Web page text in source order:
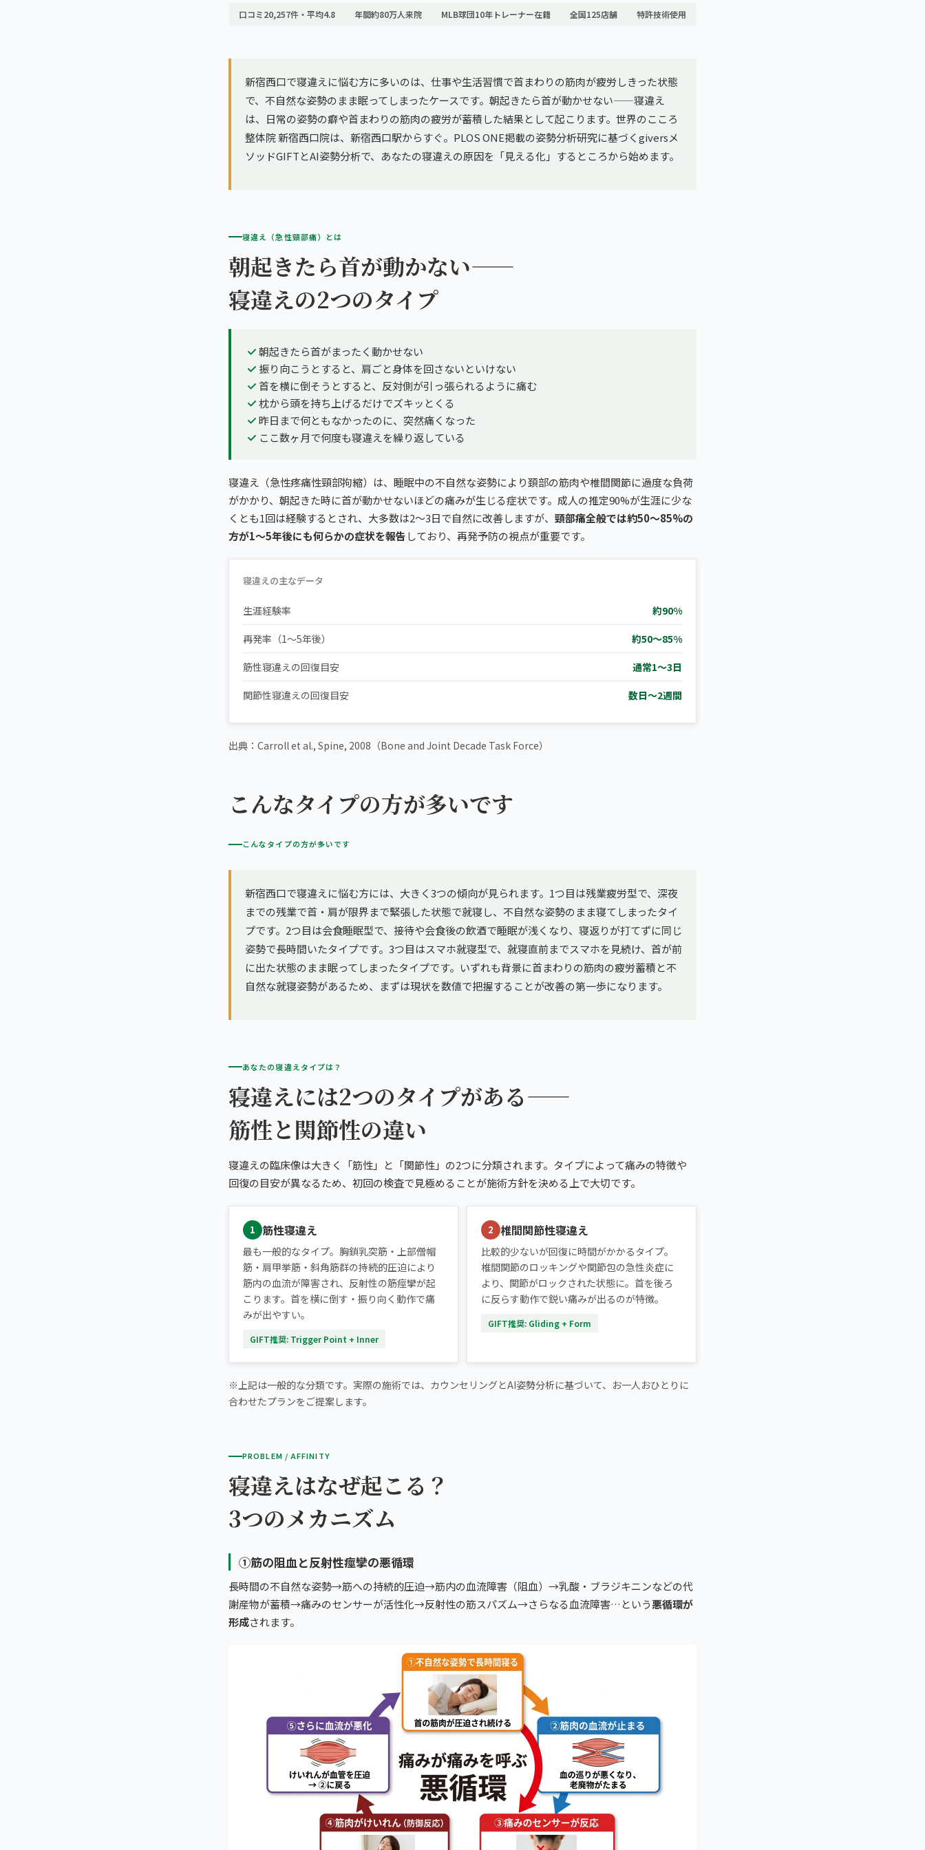
口コミ20,257件・平均4.8 年間約80万人来院 MLB球団10年トレーナー在籍 全国125店舗 特許技術使用
新宿西口で寝違えに悩む方に多いのは、仕事や生活習慣で首まわりの筋肉が疲労しきった状態
で、不自然な姿勢のまま眠ってしまったケースです。朝起きたら首が動かせない——寝違え
は、日常の姿勢の癖や首まわりの筋肉の疲労が蓄積した結果として起こります。世界のこころ
整体院 新宿西口院は、新宿西口駅からすぐ。PLOS ONE掲載の姿勢分析研究に基づくgiversメ
ソッドGIFTとAI姿勢分析で、あなたの寝違えの原因を「見える化」するところから始めます。
寝違え（急性頸部痛）とは
朝起きたら首が動かない——
寝違えの2つのタイプ
朝起きたら首がまったく動かせない
振り向こうとすると、肩ごと身体を回さないといけない
首を横に倒そうとすると、反対側が引っ張られるように痛む
枕から頭を持ち上げるだけでズキッとくる
昨日まで何ともなかったのに、突然痛くなった
ここ数ヶ月で何度も寝違えを繰り返している
寝違え（急性疼痛性頸部拘縮）は、睡眠中の不自然な姿勢により頚部の筋肉や椎間関節に過度な負荷
がかかり、朝起きた時に首が動かせないほどの痛みが生じる症状です。成人の推定90%が生涯に少な
くとも1回は経験するとされ、大多数は2〜3日で自然に改善しますが、 頸部痛全般では約50〜85%の
方が1〜5年後にも何らかの症状を報告しており、再発予防の視点が重要です。
寝違えの主なデータ
生涯経験率 約90%
再発率（1〜5年後） 約50〜85%
筋性寝違えの回復目安 通常1〜3日
関節性寝違えの回復目安 数日〜2週間
出典：Carroll et al., Spine, 2008（Bone and Joint Decade Task Force）
こんなタイプの方が多いです
こんなタイプの方が多いです
新宿西口で寝違えに悩む方には、大きく3つの傾向が見られます。1つ目は残業疲労型で、深夜
までの残業で首・肩が限界まで緊張した状態で就寝し、不自然な姿勢のまま寝てしまったタイ
プです。2つ目は会食睡眠型で、接待や会食後の飲酒で睡眠が浅くなり、寝返りが打てずに同じ
姿勢で長時間いたタイプです。3つ目はスマホ就寝型で、就寝直前までスマホを見続け、首が前
に出た状態のまま眠ってしまったタイプです。いずれも背景に首まわりの筋肉の疲労蓄積と不
自然な就寝姿勢があるため、まずは現状を数値で把握することが改善の第一歩になります。
あなたの寝違えタイプは？
寝違えには2つのタイプがある——
筋性と関節性の違い
寝違えの臨床像は大きく「筋性」と「関節性」の2つに分類されます。タイプによって痛みの特徴や
回復の目安が異なるため、初回の検査で見極めることが施術方針を決める上で大切です。
1 筋性寝違え
最も一般的なタイプ。胸鎖乳突筋・上部僧帽
筋・肩甲挙筋・斜角筋群の持続的圧迫により
筋内の血流が障害され、反射性の筋痙攣が起
こります。首を横に倒す・振り向く動作で痛
みが出やすい。
GIFT推奨: Trigger Point + Inner
2 椎間関節性寝違え
比較的少ないが回復に時間がかかるタイプ。
椎間関節のロッキングや関節包の急性炎症に
より、関節がロックされた状態に。首を後ろ
に反らす動作で鋭い痛みが出るのが特徴。
GIFT推奨: Gliding + Form
※上記は一般的な分類です。実際の施術では、カウンセリングとAI姿勢分析に基づいて、お一人おひとりに
合わせたプランをご提案します。
PROBLEM / AFFINITY
寝違えはなぜ起こる？
3つのメカニズム
①筋の阻血と反射性痙攣の悪循環
長時間の不自然な姿勢→筋への持続的圧迫→筋内の血流障害（阻血）→乳酸・ブラジキニンなどの代
謝産物が蓄積→痛みのセンサーが活性化→反射性の筋スパズム→さらなる血流障害…という悪循環が
形成されます。